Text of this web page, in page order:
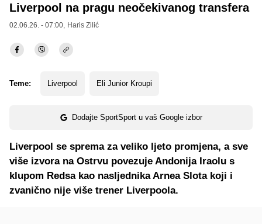
Liverpool na pragu neočekivanog transfera
02.06.26. - 07:00, Haris Zilić
Teme: Liverpool Eli Junior Kroupi
Dodajte SportSport u vaš Google izbor
Liverpool se sprema za veliko ljeto promjena, a sve
više izvora na Ostrvu povezuje Andonija Iraolu s
klupom Redsa kao nasljednika Arnea Slota koji i
zvanično nije više trener Liverpoola.